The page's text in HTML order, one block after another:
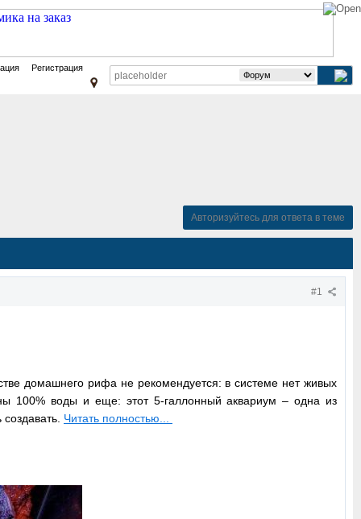
Регистрация
Авторизуйтесь для ответа в теме
#1
домашнего рифа не рекомендуется: в системе нет живых
100% воды и еще: этот 5-галлонный аквариум – одна из
Читать полностью...